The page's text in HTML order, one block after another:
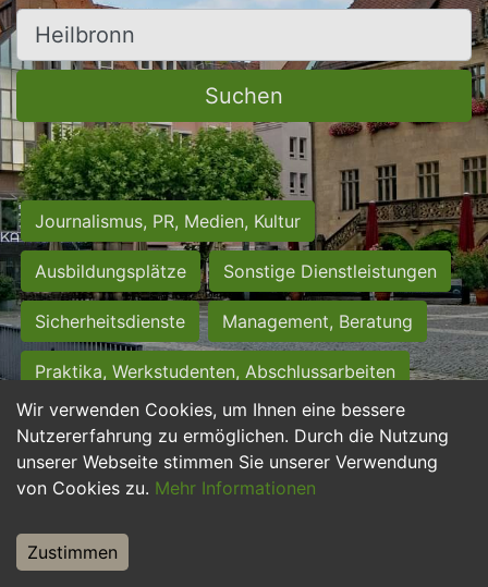
Wir verwenden Cookies, um Ihnen eine bessere
Nutzererfahrung zu ermöglichen. Durch die Nutzung
unserer Webseite stimmen Sie unserer Verwendung
von Cookies zu. Mehr Informationen
Zustimmen
Ort, Stadt
Suchen
Journalismus, PR, Medien, Kultur
Ausbildungsplätze Sonstige Dienstleistungen
Sicherheitsdienste Management, Beratung
Praktika, Werkstudenten, Abschlussarbeiten
Personalwesen Assistenz, Sekretariat
Hilfskräfte, Aushilfs- und Nebenjobs
Weiterbildung, Studium, duale Ausbildung